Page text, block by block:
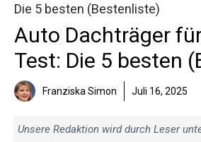
Die 5 besten (Bestenliste)
Auto Dachträger
Test: Die 5 besten
Franziska Simon Juli 16, 2025
Unsere Redaktion wird durch Leser